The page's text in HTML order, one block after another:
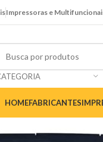
Impressoras e
HOMEFABRICANTES